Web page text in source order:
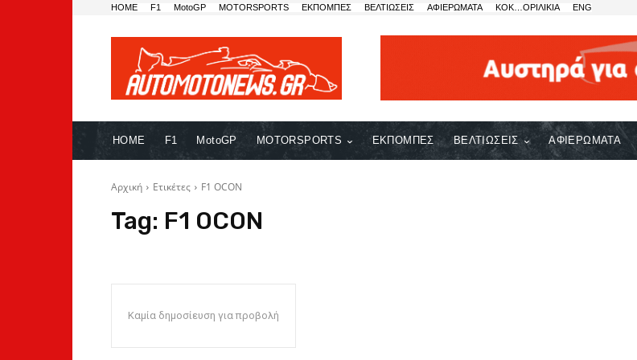
HOME F1 MotoGP MOTORSPORTS ΕΚΠΟΜΠΕΣ ΒΕΛΤΙΩΣΕΙΣ ΑΦΙΕΡΩΜΑΤΑ ΚΟΚ…ΟΡΙΛΙΚΙΑ ENG
HOME F1 MotoGP MOTORSPORTS ΕΚΠΟΜΠΕΣ ΒΕΛΤΙΩΣΕΙΣ ΑΦΙΕΡΩΜΑΤΑ
Αρχική Ετικέτες F1 OCON
Tag: F1 OCON
Καμία δημοσίευση για προβολή